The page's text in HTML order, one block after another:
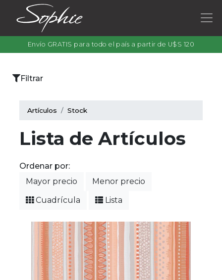
Envío GRATIS para todo el país a partir de U$S 120
×
Filtrar
color
Modelos
Abstracto
Arabesco
Filtrar
Artículos Stock
Lista de Artículos
Ordenar por:
Mayor precio
Menor precio
Cuadrícula
Lista